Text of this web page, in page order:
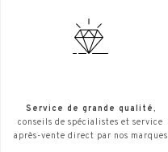
Service de grande qualité,
conseils de spécialistes et service
après-vente direct par nos marques